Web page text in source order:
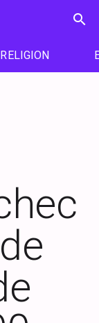
search
RELIGION